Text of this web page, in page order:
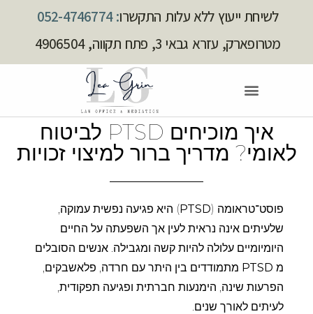
לשיחת ייעוץ ללא עלות התקשרו: 052-4746774
מטרופארק, עזרא גבאי 3, פתח תקווה, 4906504
איך מוכיחים PTSD לביטוח
לאומי? מדריך ברור למיצוי זכויות
פוסט־טראומה (PTSD) היא פגיעה נפשית עמוקה,
שלעיתים אינה נראית לעין אך השפעתה על החיים
היומיומיים עלולה להיות קשה ומגבילה. אנשים הסובלים
מ PTSD מתמודדים בין היתר עם חרדה, פלאשבקים,
הפרעות שינה, הימנעות חברתית ופגיעה תפקודית,
לעיתים לאורך שנים.